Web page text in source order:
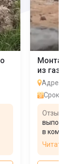
из
Адрес:
Сроки:
Отзыв:
в